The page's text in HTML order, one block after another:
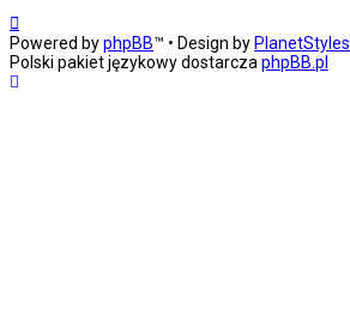
Powered byphpBB™ • Design by PlanetStyles
Polski pakiet językowy dostarczaphpBB.pl